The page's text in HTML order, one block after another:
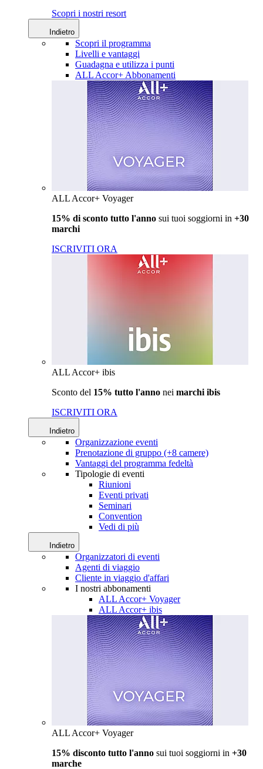
Scopri i nostri resort
Indietro
Scopri il programma
Livelli e vantaggi
Guadagna e utilizza i punti
ALL Accor+ Abbonamenti
ALL Accor+ Voyager
15% di sconto tutto l'anno sui tuoi soggiorni in +30
marchi
ISCRIVITI ORA
ALL Accor+ ibis
Sconto del 15% tutto l'anno nei marchi ibis
ISCRIVITI ORA
Indietro
Organizzazione eventi
Prenotazione di gruppo (+8 camere)
Vantaggi del programma fedeltà
Tipologie di eventi
Riunioni
Eventi privati
Seminari
Convention
Vedi di più
Indietro
Organizzatori di eventi
Agenti di viaggio
Cliente in viaggio d'affari
I nostri abbonamenti
ALL Accor+ Voyager
ALL Accor+ ibis
ALL Accor+ Voyager
15% disconto tutto l'anno sui tuoi soggiorni in +30
marche